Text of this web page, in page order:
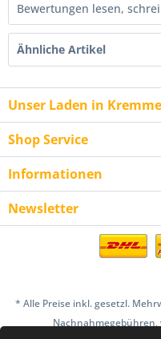
Bewertungen lesen,
Ähnliche Artikel
Unser Laden in
Shop Service
Informationen
Newsletter
* Alle Preise inkl. gesetzl.